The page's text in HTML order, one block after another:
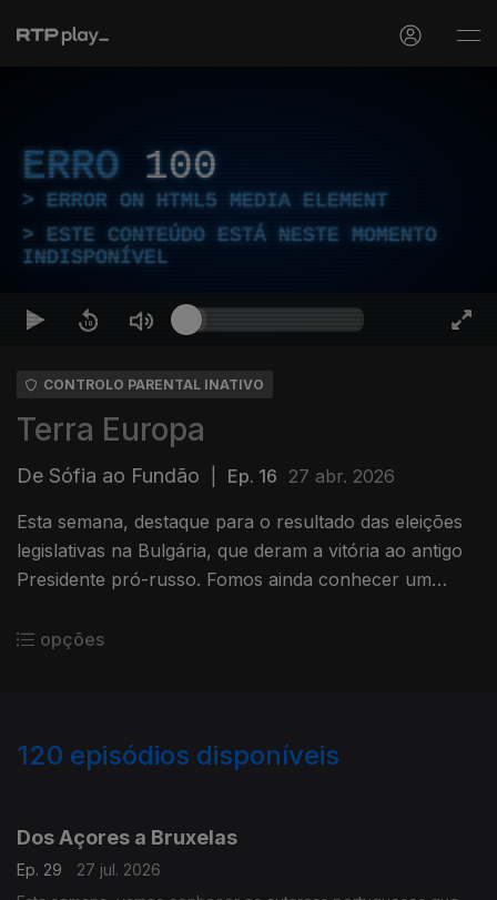
ERRO 100
ERROR ON HTML5 MEDIA ELEMENT
ESTE CONTEÚDO ESTÁ NESTE MOMENTO
INDISPONÍVEL
CONTROLO PARENTAL INATIVO
Terra Europa
De Sófia ao Fundão Ep. 16 27 abr. 2026
Esta semana, destaque para o resultado das eleições
legislativas na Bulgária, que deram a vitória ao antigo
Presidente pró-russo. Fomos ainda conhecer um
opções
120 episódios disponíveis
Dos Açores a Bruxelas
Ep. 29
27 jul. 2026